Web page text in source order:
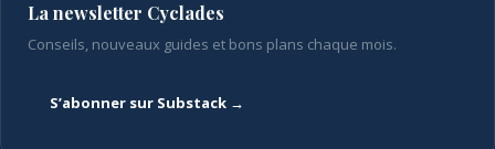
La newsletter Cyclades
Conseils, nouveaux guides et bons plans chaque mois.
S’abonner sur Substack →